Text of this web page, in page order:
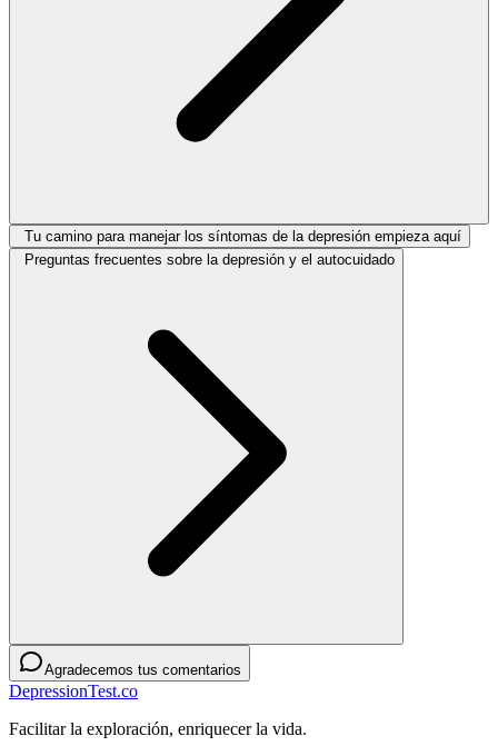
Tu camino para manejar los síntomas de la depresión empieza aquí
Preguntas frecuentes sobre la depresión y el autocuidado
Agradecemos tus comentarios
DepressionTest.co
Facilitar la exploración, enriquecer la vida.